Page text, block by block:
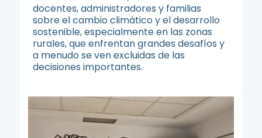
docentes, administradores y familias
sobre el cambio climático y el desarrollo
sostenible, especialmente en las zonas
rurales, que enfrentan grandes desafíos y
a menudo se ven excluidas de las
decisiones importantes.